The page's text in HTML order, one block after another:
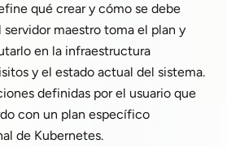
qué crear y cómo se debe
servidor maestro toma el plan y
en la infraestructura
y el estado actual del sistema.
definidas por el usuario que
con un plan específico
de Kubernetes.